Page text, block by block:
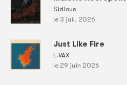
Sidious
le 3 juil. 2026
Just Like Fire
E.VAX
le 29 juin 2026